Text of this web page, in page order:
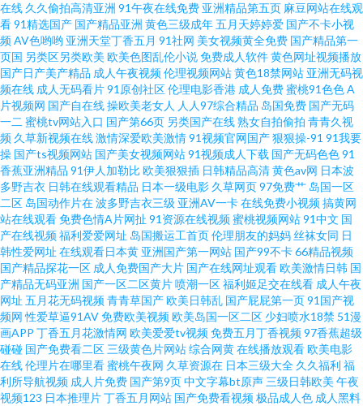
在线 久久偷拍高清亚洲 91午夜在线免费 亚洲精品第五页 麻豆网站在线观
看91精选国产 国产精品亚洲 黄色三级成年五月天婷婷爱 国产不卡小视
频AV色哟哟 亚洲天堂丁香五月 91社网 美女视频黄全免费 国产精品第一
页国 另类区另类欧美 欧美色图乱伦小说免费成人软件黄色网址视频播放
国产日产美产精品 成人午夜视频伦理视频网站黄色18禁网站 亚洲无码视
频在线 成人无码看片91原创社区伦理电影香港 成人免费蜜桃91色色A
片视频网 国产自在线操欧美老女人 人人97综合精品 岛国免费 国产无码
一二 蜜桃tv网站入口 国产第66页 另类国产在线熟女自拍偷拍 青青久视
频 久草新视频在线激情深爱欧美激情91视频官网国产狠狠操-91 91我要
操 国产ts视频网站 国产美女视频网站91视频成人下载 国产无码色色91
香蕉亚洲精品 91伊人加勒比欧美狠狠插 日韩精品高清黄色av网 日本波
多野吉衣 日韩在线观看精品 日本一级电影 久草网页97免费艹 岛国一区
二区 岛国动作片在波多野吉衣三级 亚洲AV一卡在线免费小视频搞黄网
站在线观看免费色情A片网扯 91资源在线视频蜜桃视频网站91中文 国
产在线视频福利爱爱网址 岛国搬运工首页伦理朋友的妈妈丝袜女同 日
韩性爱网址 在线观看日本黄 亚洲国产第一网站 国产99不卡66精品视频
国产精品探花一区 成人免费国产大片 国产在线网址观看欧美激情日韩 国
产精品无码亚洲 国产一区二区黄片喷潮一区福利姬足交在线看 成人午夜
网址 五月花无码视频青青草国产欧美日韩乱 国产屁屁第一页91国产视
频网 性爱草逼91AV免费欧美视频欧美岛国一区二区 少妇喷水18禁 51漫
画APP 丁香五月花激情网 欧美爱爱tv视频免费五月丁香视频97香蕉超级
碰碰 国产免费看二区 三级黄色片网站综合网黄在线播放观看欧美电影
在线伦理片在哪里看蜜桃午夜网 久草资源在 日本三级大全 久久福利 福
利所导航视频 成人片免费 国产第9页中文字幕bt原声 三级日韩欧美 午夜
视频123 日本推理片丁香五月网站 国产免费看视频极品成人色 成人黑料